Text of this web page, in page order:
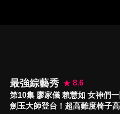
最強綜藝秀
8.6
第10集 廖家儀 賴慧如 女神們
劍玉大師登台！超高難度椅子